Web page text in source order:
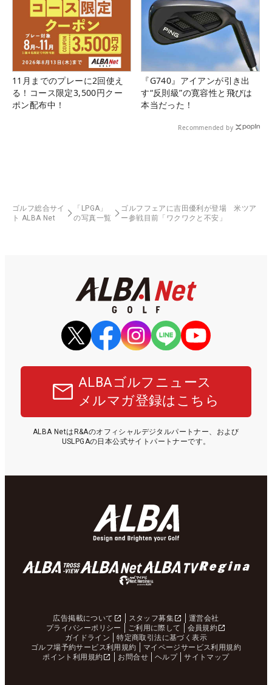
11月までのプレーに2回使え
る！コース限定3,500円クー
ポン配布中！
『G740』アイアンが引き出
す“反則級”の寛容性と飛びは
本当だった！
Recommended by
ゴルフ総合サイ
ト ALBA Net
「LPGA」
の写真一覧
ゴルフフェアに吉田優利が登場 米ツア
ー参戦目前「ワクワクと不安」
ALBAゴルフニュース
メルマガ登録はこちら
ALBA NetはR&Aのオフィシャルデジタルパートナー、および
USLPGAの日本公式サイトパートナーです。
広告掲載について スタッフ募集
運営会社
プライバシーポリシー
ご利用に際して
会員規約
ガイドライン
特定商取引法に基づく表示
ゴルフ場予約サービス利用規約
マイページサービス利用規約
ポイント利用規約
お問合せ ヘルプ サイトマップ